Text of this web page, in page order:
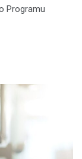
Programu